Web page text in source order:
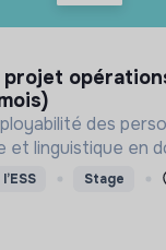
des
et linguistique en
en offrant un
leur autonomie.
Stage